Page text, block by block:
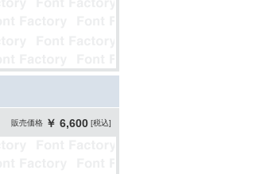
販売価格 ￥ 6,600 [税込]